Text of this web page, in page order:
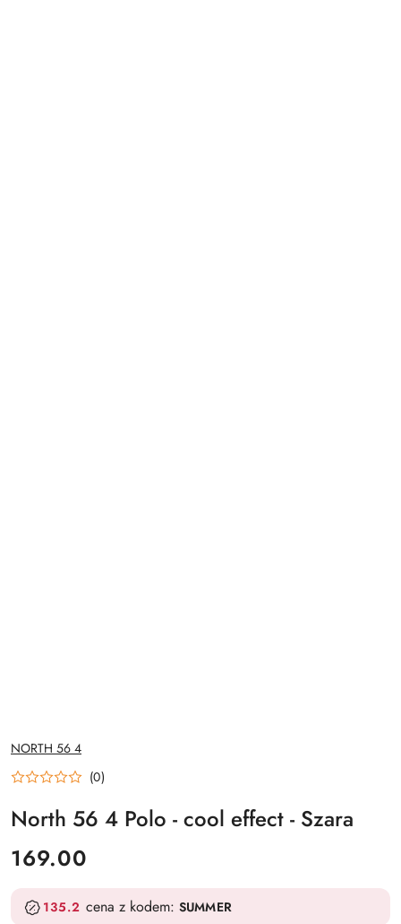
NAZWA
PRODUCENTA:
NORTH 56 4
(0)
North 56 4 Polo - cool effect - Szara
cena:
169.00
135.2 cena z kodem: SUMMER